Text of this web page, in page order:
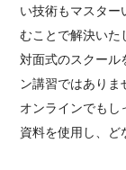
い技術もマスタ
むことで解決いた
対面式のスクール
ン講習ではありま
オンラインでも
資料を使用し、ど